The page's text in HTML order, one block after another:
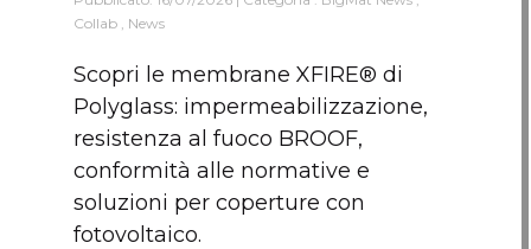
Collab
News
Scopri le membrane XFIRE® di
Polyglass: impermeabilizzazione,
resistenza al fuoco BROOF,
conformità alle normative e
soluzioni per coperture con
fotovoltaico.